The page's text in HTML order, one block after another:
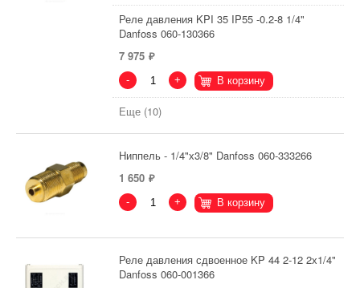
Реле давления KPI 35 IP55 -0.2-8 1/4"
Danfoss 060-130366
7 975
- + В корзину
Еще (10)
Ниппель - 1/4"х3/8" Danfoss 060-333266
1 650
- + В корзину
Реле давления сдвоенное KP 44 2-12 2х1/4"
Danfoss 060-001366